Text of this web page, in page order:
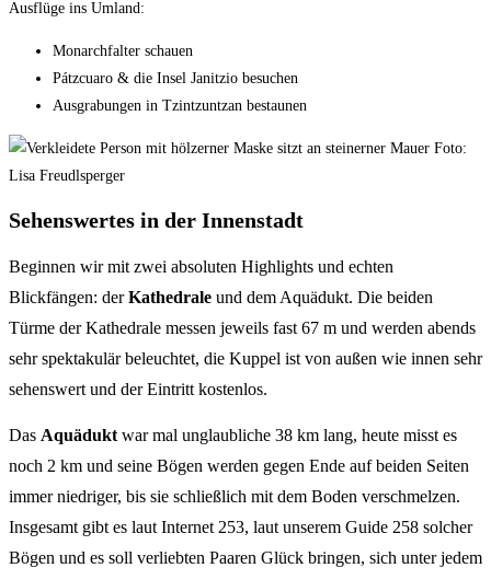
Ausflüge ins Umland:
Monarchfalter schauen
Pátzcuaro & die Insel Janitzio besuchen
Ausgrabungen in Tzintzuntzan bestaunen
Sehenswertes in der Innenstadt
Beginnen wir mit zwei absoluten Highlights und echten
Blickfängen: derKathedrale und dem Aquädukt. Die beiden
Türme der Kathedrale messen jeweils fast 67 m und werden abends
sehr spektakulär beleuchtet, die Kuppel ist von außen wie innen sehr
sehenswert und der Eintritt kostenlos.
Das Aquädukt war mal unglaubliche 38 km lang, heute misst es
noch 2 km und seine Bögen werden gegen Ende auf beiden Seiten
immer niedriger, bis sie schließlich mit dem Boden verschmelzen.
Insgesamt gibt es laut Internet 253, laut unserem Guide 258 solcher
Bögen und es soll verliebten Paaren Glück bringen, sich unter jedem